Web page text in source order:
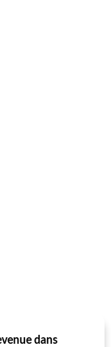
dans